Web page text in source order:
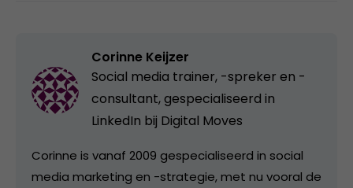
Corinne Keijzer
Social media trainer, -spreker en -
consultant, gespecialiseerd in
LinkedIn bij Digital Moves
Corinne is vanaf 2009 gespecialiseerd in social
media marketing en -strategie, met nu vooral de